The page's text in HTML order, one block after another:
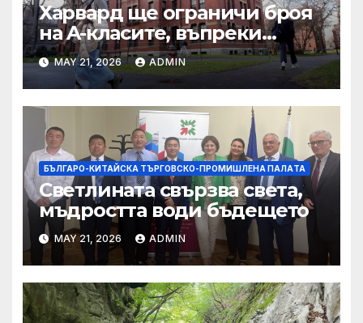
Харвард ще ограничи броя
на A-класите, въпреки
силната съпротива на
студентите
MAY 21, 2026 ADMIN
БЪЛГАРО-КИТАЙСКА ТЪРГОВСКО-ПРОМИШЛЕНА ПАЛAТА
Светлината свързва света,
мъдростта води бъдещето
MAY 21, 2026 ADMIN